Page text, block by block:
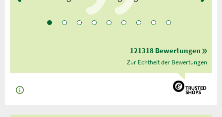
121318 Bewertungen
Zur Echtheit der Bewertungen